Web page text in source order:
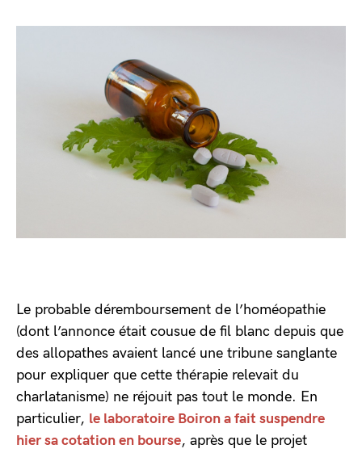
Le probable déremboursement de l’homéopathie
(dont l’annonce était cousue de fil blanc depuis que
des allopathes avaient lancé une tribune sanglante
pour expliquer que cette thérapie relevait du
charlatanisme) ne réjouit pas tout le monde. En
particulier, le laboratoire Boiron a fait suspendre
hier sa cotation en bourse, après que le projet